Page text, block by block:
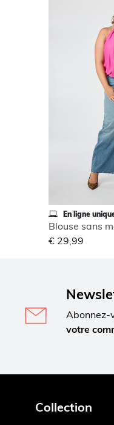
En ligne
€ 29,99
Abonnez-
votre
Collection